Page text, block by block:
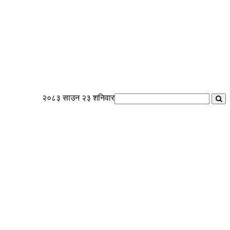
२०८३ साउन २३ शनिवार